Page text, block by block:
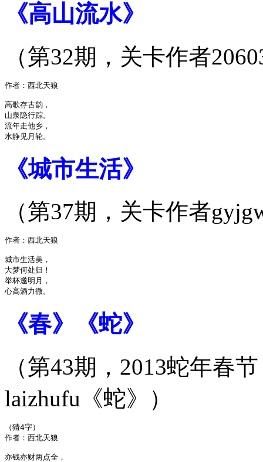
《高山流水》
（第32期，关卡作者
作者：西北天狼
高歌存古韵，
山泉隐行踪。
流年走他乡，
《城市生活》
（第37期，关卡作者
作者：西北天狼
城市生活美，
大梦何处归！
举杯邀明月，
《春》《蛇》
（第43期，2013蛇年春
laizhufu《蛇》）
（猜4字）
作者：西北天狼
亦钱亦财两点全，